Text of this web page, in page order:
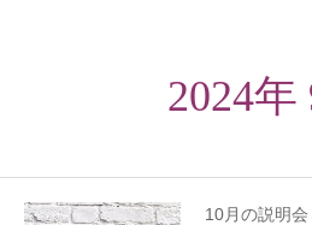
2024年
10月の説明